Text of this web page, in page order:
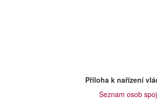
Příloha k nařízení
Seznam osob